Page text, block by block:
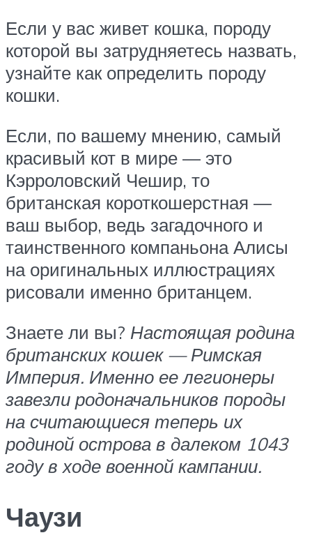
Если у вас живет кошка, породу
которой вы затрудняетесь назвать,
узнайте как определить породу
кошки.
Если, по вашему мнению, самый
красивый кот в мире — это
Кэрроловский Чешир, то
британская короткошерстная —
ваш выбор, ведь загадочного и
таинственного компаньона Алисы
на оригинальных иллюстрациях
рисовали именно британцем.
Знаете ли вы? Настоящая родина
британских кошек — Римская
Империя. Именно ее легионеры
завезли родоначальников породы
на считающиеся теперь их
родиной острова в далеком 1043
году в ходе военной кампании.
Чаузи